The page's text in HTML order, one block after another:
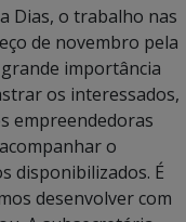
Dias, o trabalho nas
de novembro pela
importância
os interessados,
empreendedoras
o
disponibilizados. É
desenvolver com